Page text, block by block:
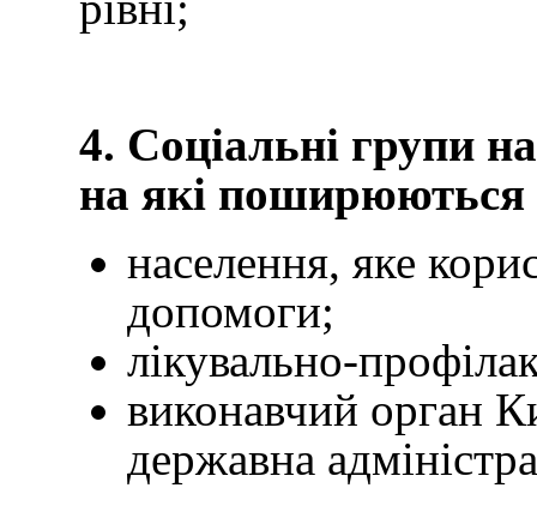
4. Соціальні групи
на які поширюються
населення, яке
допомоги;
лікувально-
виконавчий орган
державна